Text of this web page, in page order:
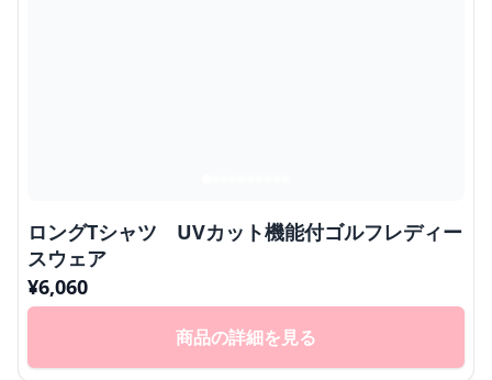
ロングTシャツ UVカット機能付ゴルフレディー
スウェア
¥6,060
商品の詳細を見る